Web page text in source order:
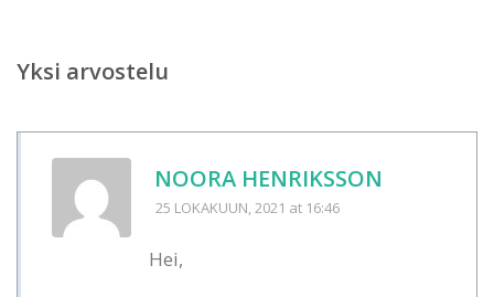
Yksi arvostelu
NOORA HENRIKSSON
25 LOKAKUUN, 2021 at 16:46
Hei,